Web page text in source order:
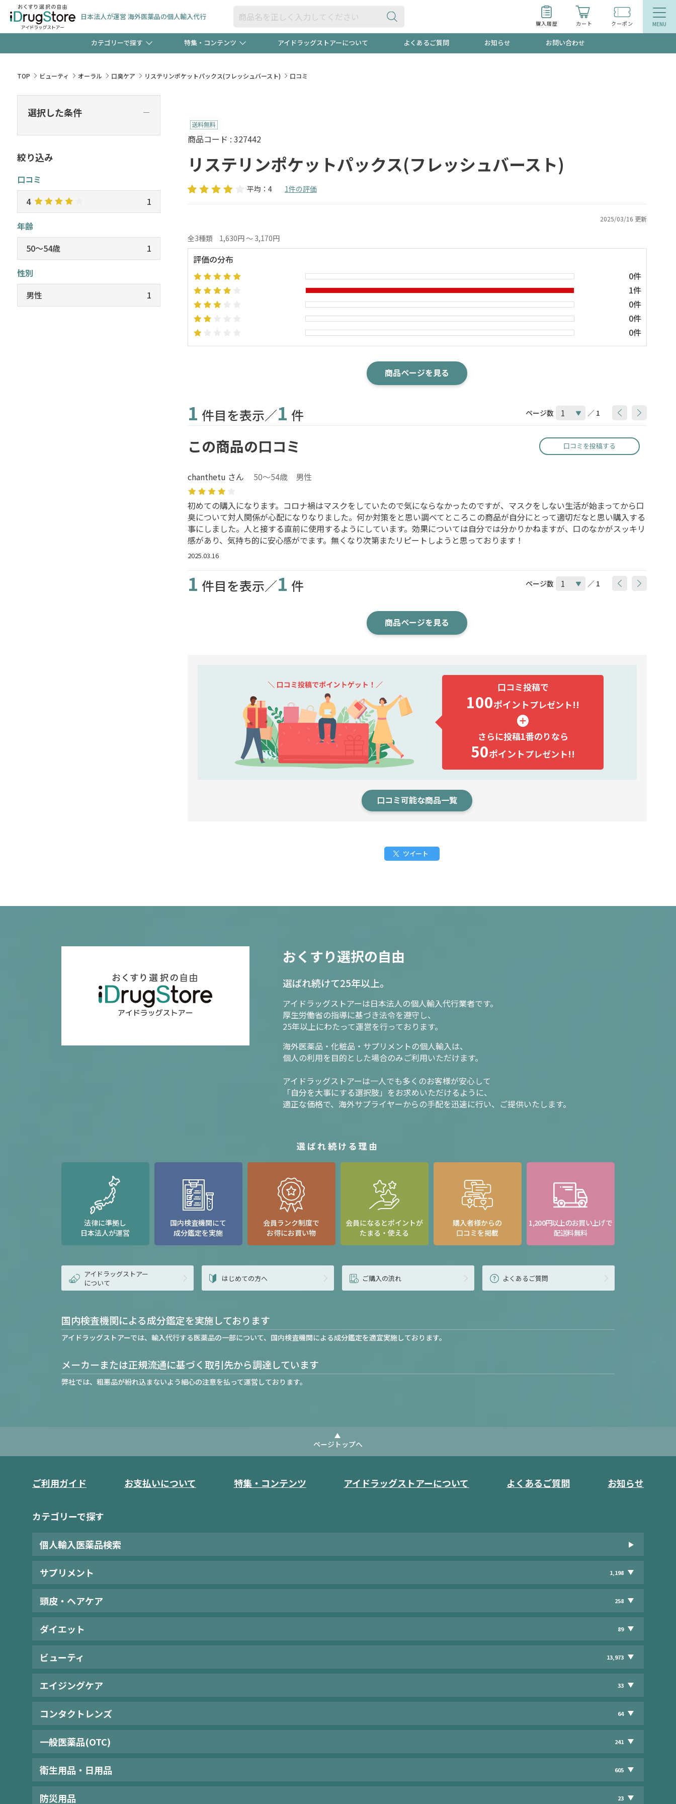
日本法人が運営 海外医薬品の個人輸入代行
購入履歴 カート クーポン
カテゴリーで探す
検査キット ペット用品
特集・コンテンツ
【早割】お得なクーポン"3種類"出現中！今月のスト
新規登録で！今すぐ使えるクーポンプレゼント中！！
友だち大募集！限定クーポンも不定期配信
アイドラッグストアーについて よくあるご質問 お知らせ お問い合わせ
TOP ビューティ オーラル 口臭ケア リステリンポケットパックス(フレッシュバースト) 口コミ
商品コード : 327442
リステリンポケットパックス(フレッシュバースト)
平均：4 1件の評価
2025/03/16 更新
全3種類 1,630円 ～ 3,170円
評価の分布
0件
1件
0件
0件
0件
商品ページを見る
1 件目を表示／1 件 ページ数 ／ 1
この商品の口コミ 口コミを投稿する
chanthetu さん 50～54歳 男性
初めての購入になります。コロナ禍はマスクをしていたので気にならなかったのですが、マスクをしない生活が始まってから口
臭について対人関係が心配になりなりました。何か対策をと思い調べてところこの商品が自分にとって適切だなと思い購入する
事にしました。人と接する直前に使用するようにしています。効果については自分では分かりかねますが、口のなかがスッキリ
感があり、気持ち的に安心感がでます。無くなり次第またリピートしようと思っております！
2025.03.16
1 件目を表示／1 件 ページ数 ／ 1
商品ページを見る
口コミ投稿で
100ポイントプレゼント!!
さらに投稿1番のりなら
50ポイントプレゼント!!
口コミ可能な商品一覧
ツイート
選択した条件 ―
絞り込み
口コミ
4
1
年齢
50～54歳
1
性別
男性
1
おくすり選択の自由
選ばれ続けて25年以上。
アイドラッグストアーは日本法人の個人輸入代行業者です。
厚生労働省の指導に基づき法令を遵守し、
25年以上にわたって運営を行っております。
海外医薬品・化粧品・サプリメントの個人輸入は、
個人の利用を目的とした場合のみご利用いただけます。
アイドラッグストアーは一人でも多くのお客様が安心して
「自分を大事にする選択肢」をお求めいただけるように、
適正な価格で、海外サプライヤーからの手配を迅速に行い、ご提供いたします。
選ばれ続ける理由
法律に準拠し
日本法人が運営
国内検査機関にて
成分鑑定を実施
会員ランク制度で
お得にお買い物
会員になるとポイントが
たまる・使える
購入者様からの
口コミを掲載
1,200円以上のお買い上げで
配送料無料
アイドラッグストアー
について
はじめての方へ ご購入の流れ よくあるご質問
国内検査機関による成分鑑定を実施しております
アイドラッグストアーでは、輸入代行する医薬品の一部について、国内検査機関による成分鑑定を適宜実施しております。
メーカーまたは正規流通に基づく取引先から調達しています
弊社では、粗悪品が紛れ込まないよう細心の注意を払って運営しております。
ページトップへ
ご利用ガイド お支払いについて 特集・コンテンツ アイドラッグストアーについて よくあるご質問 お知らせ
カテゴリーで探す
個人輸入医薬品検索
サプリメント 1,198
頭皮・ヘアケア 258
ダイエット 89
ビューティ 13,973
エイジングケア 33
コンタクトレンズ 64
一般医薬品(OTC) 241
衛生用品・日用品 605
防災用品 23